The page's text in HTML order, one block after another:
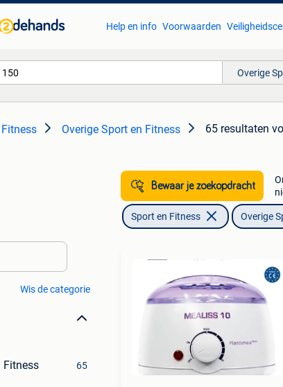
Help en info Voorwaarden
Overige
Overige Sport en Fitness 65 resultaten
Wis de categorie
Fitness
65
Bewaar je zoekopdracht
Sport en Fitness Overige